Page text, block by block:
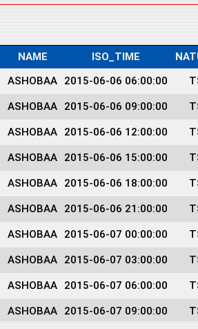
NAME ISO_TIME
ASHOBAA 2015-06-06 06:00:00
ASHOBAA 2015-06-06 09:00:00
ASHOBAA 2015-06-06 12:00:00
ASHOBAA 2015-06-06 15:00:00
ASHOBAA 2015-06-06 18:00:00
ASHOBAA 2015-06-06 21:00:00
ASHOBAA 2015-06-07 00:00:00
ASHOBAA 2015-06-07 03:00:00
ASHOBAA 2015-06-07 06:00:00
ASHOBAA 2015-06-07 09:00:00